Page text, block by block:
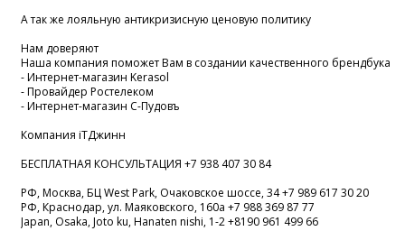
А так же лояльную антикризисную ценовую политику
Нам доверяют
Наша компания поможет Вам в создании качественного брендбука
- Интернет-магазин Kerasol
- Провайдер Ростелеком
- Интернет-магазин С-Пудовъ
Компания iTДжинн
БЕСПЛАТНАЯ КОНСУЛЬТАЦИЯ +7 938 407 30 84
РФ, Москва, БЦ West Park, Очаковское шоссе, 34 +7 989 617 30 20
РФ, Краснодар, ул. Маяковского, 160а +7 988 369 87 77
Japan, Osaka, Joto ku, Hanaten nishi, 1-2 +8190 961 499 66